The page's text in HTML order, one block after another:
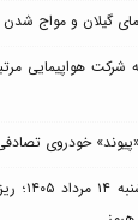
هواپیمایی
خودروی
قیمت